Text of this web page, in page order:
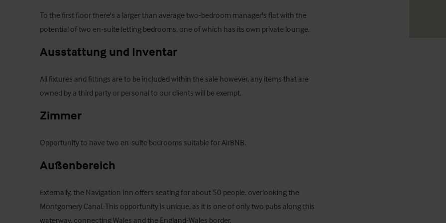
To the first floor there's a larger than average two-bedroom manager's flat with the
potential of two en-suite letting bedrooms, one of which has its own private lounge.
Ausstattung und Inventar
All fixtures and fittings are to be included within the sale however, any items that are
owned by a third party or personal to our clients will be exempt.
Zimmer
Opportunity to have two en-suite bedrooms suitable for AirBNB.
Außenbereich
Externally, the Navigation Inn offers seating for about 50 people, overlooking the
Montgomery Canal. This opportunity is unique, as it is one of only two pubs along this
waterway, connecting Wales and the England-Wales border.